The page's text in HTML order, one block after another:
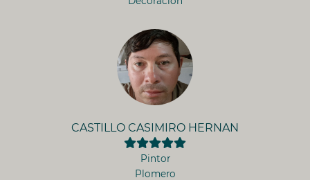
CASTILLO CASIMIRO HERNAN
Pintor
Plomero